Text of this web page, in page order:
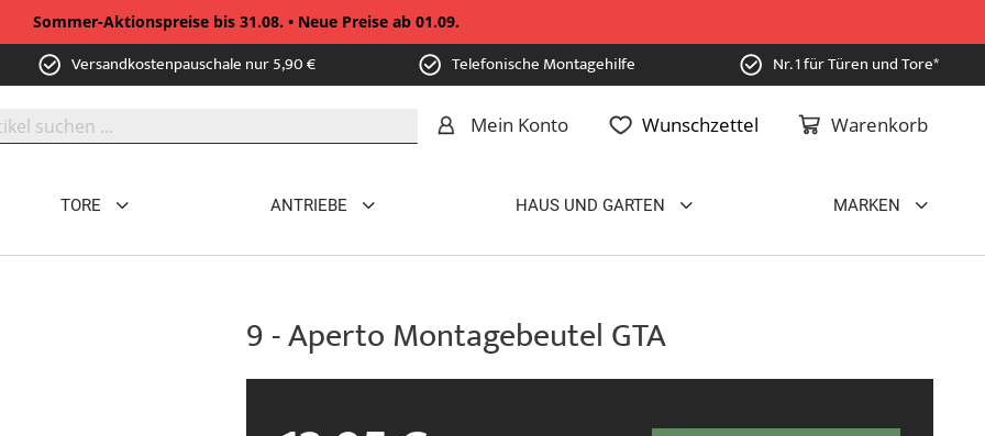
Sommer-Aktionspreise bis 31.08. • Neue Preise ab 01.09.
Versandkostenpauschale nur 5,90 € Telefonische Montagehilfe Nr. 1 für Türen und Tore*
Warenkorb
Mein Konto Wunschzettel
TORE ANTRIEBE HAUS UND GARTEN MARKEN
9 - Aperto Montagebeutel GTA